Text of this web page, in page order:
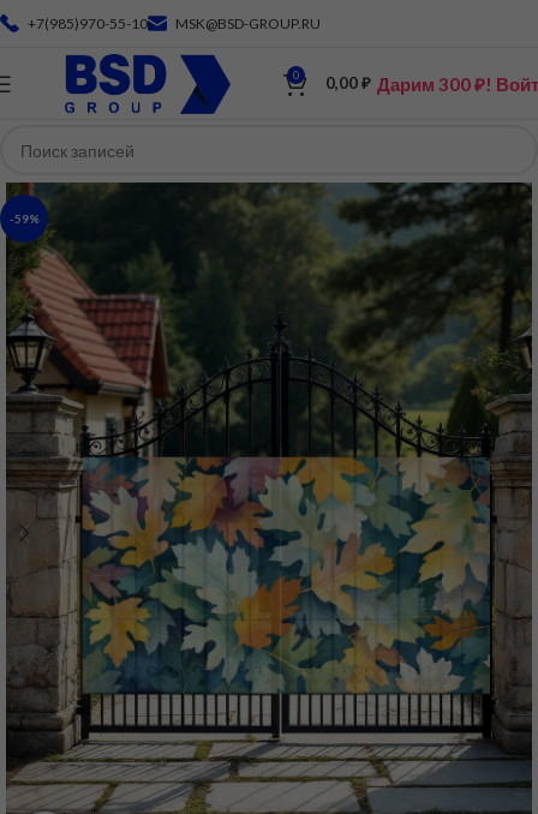
+7(985)970-55-10 MSK@BSD-GROUP.RU
0 0,00₽ Дарим 300 ₽!
-59%